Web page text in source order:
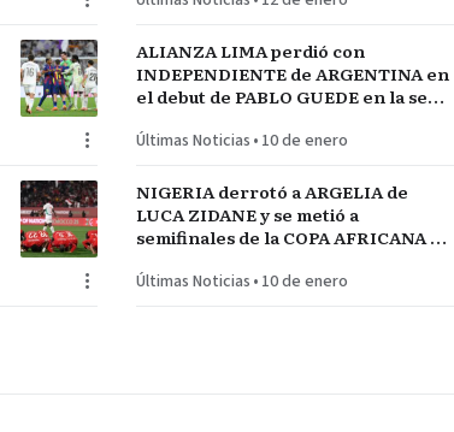
ALIANZA LIMA perdió con
INDEPENDIENTE de ARGENTINA en
el debut de PABLO GUEDE en la serie
Últimas Noticias • 10 de enero
NIGERIA derrotó a ARGELIA de
LUCA ZIDANE y se metió a
semifinales de la COPA AFRICANA de
Últimas Noticias • 10 de enero